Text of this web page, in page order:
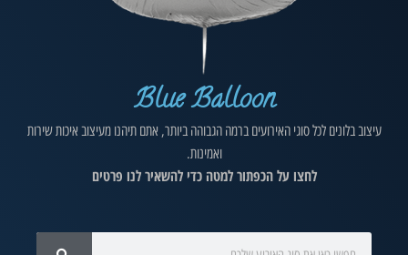
Blue Balloon
עיצוב בלונים לכל סוגי האירועים ברמה הגבוהה ביותר, אתם תיהנו מעיצוב איכות שירות
ואמינות.
לחצו על הכפתור למטה כדי להשאיר לנו פרטים